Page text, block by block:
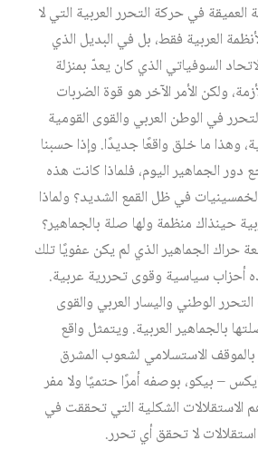
العميقة في حركة التحرر العربية التي لا
العربية فقط، بل في البديل الذي
السوفياتي الذي كان يعدّ بمنزلة
ولكن الأمر الآخر هو قوة الضربات
في الوطن العربي والقوى القومية
وهذا ما خلق واقعًا جديدًا. وإذا حسبنا
الجماهير اليوم، فلماذا كانت هذه
في ظل القمع الشديد؟ ولماذا
حينذاك منظمة ولها صلة بالجماهير؟
حراك الجماهير الذي لم يكن عفويًا تلك
أحزاب سياسية وقوى تحررية عربية.
الوطني واليسار العربي والقوى
بالجماهير العربية. ويتمثل واقع
بالموقف الاستسلامي لشعوب المشرق
– بيكو، بوصفه أمرًا حتميًا ولا مفر
الاستقلالات الشكلية التي تحققت في
لا تحقق أي تحرر.